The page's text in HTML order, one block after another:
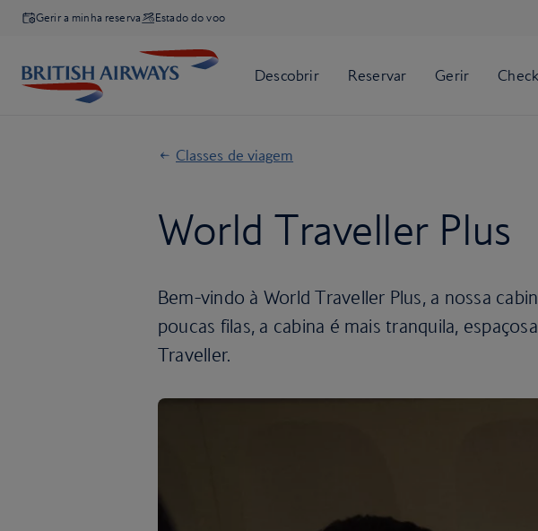
Gerir a minha reserva Estado do voo
Classes de viagem
World Traveller Plus
Bem-vindo à World Traveller Plus, a nossa
poucas filas, a cabina é mais tranquila,
Traveller.